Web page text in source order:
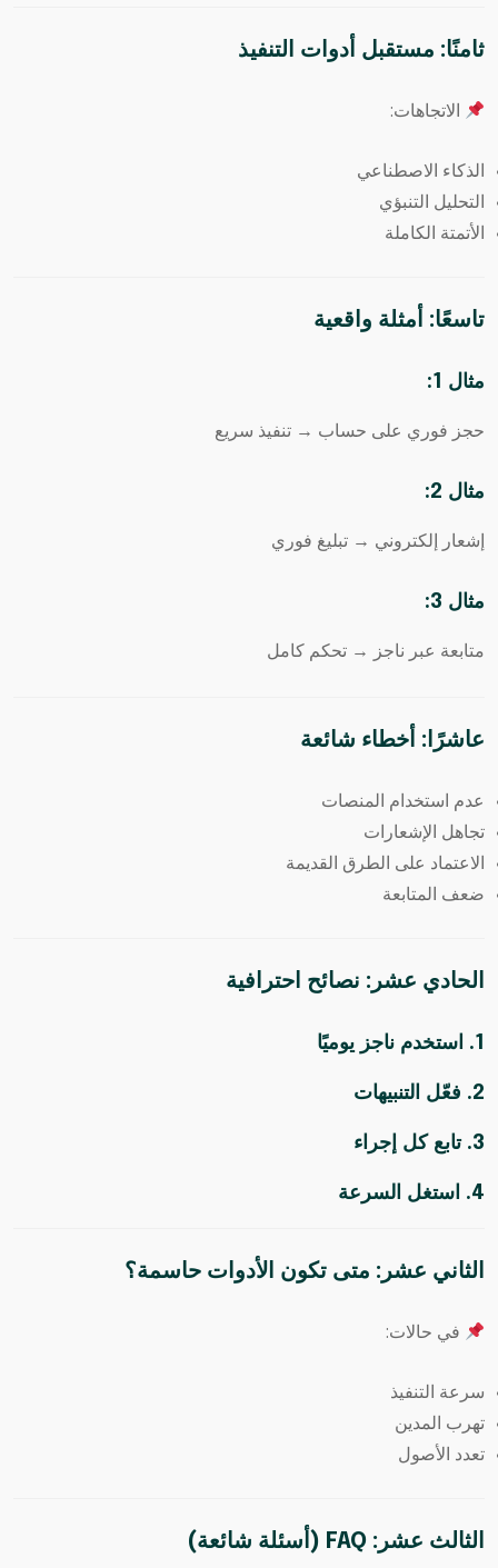
ثامنًا: مستقبل أدوات التنفيذ
الاتجاهات:
الذكاء الاصطناعي
التحليل التنبؤي
الأتمتة الكاملة
تاسعًا: أمثلة واقعية
مثال 1:
حجز فوري على حساب → تنفيذ سريع
مثال 2:
إشعار إلكتروني → تبليغ فوري
مثال 3:
متابعة عبر ناجز → تحكم كامل
عاشرًا: أخطاء شائعة
عدم استخدام المنصات
تجاهل الإشعارات
الاعتماد على الطرق القديمة
ضعف المتابعة
الحادي عشر: نصائح احترافية
1. استخدم ناجز يوميًا
2. فعّل التنبيهات
3. تابع كل إجراء
4. استغل السرعة
الثاني عشر: متى تكون الأدوات حاسمة؟
في حالات:
سرعة التنفيذ
تهرب المدين
تعدد الأصول
الثالث عشر: FAQ (أسئلة شائعة)